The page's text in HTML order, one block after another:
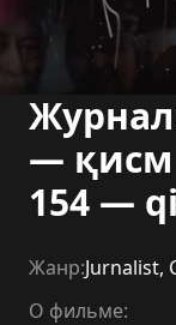
— қисм
154 —
Жанр:Jurnalist,
О фильме: